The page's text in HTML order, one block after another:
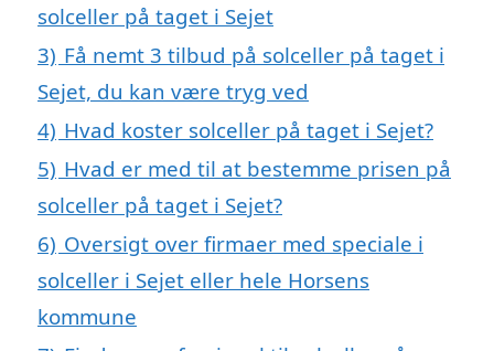
solceller på taget i Sejet
3) Få nemt 3 tilbud på solceller på taget i
Sejet, du kan være tryg ved
4) Hvad koster solceller på taget i Sejet?
5) Hvad er med til at bestemme prisen på
solceller på taget i Sejet?
6) Oversigt over firmaer med speciale i
solceller i Sejet eller hele Horsens
kommune